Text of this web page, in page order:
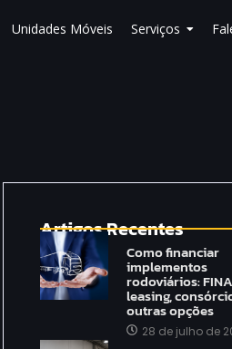
Unidades Móveis Serviços
Artigos Recentes
Como financiar
implementos
rodoviários:
leasing,
outras opções
28 de julho de